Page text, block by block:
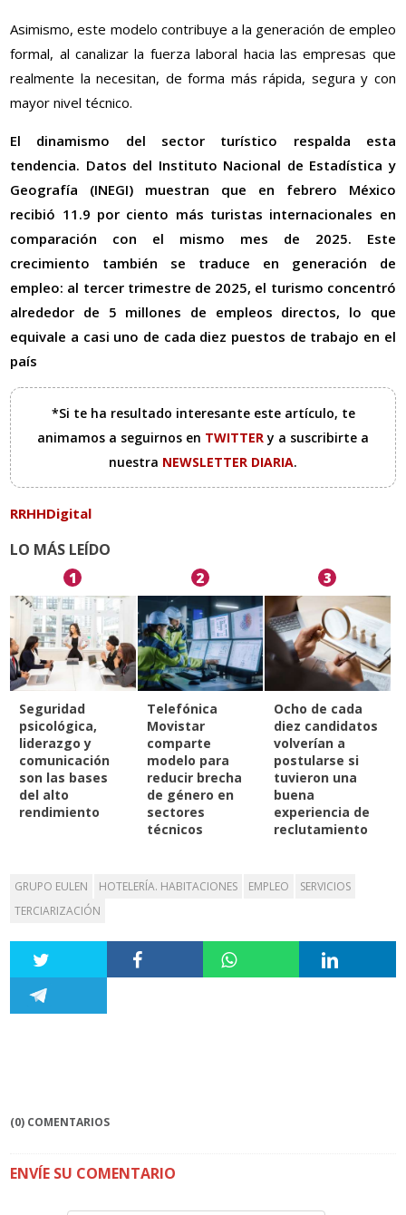
Asimismo, este modelo contribuye a la generación de empleo
formal, al canalizar la fuerza laboral hacia las empresas que
realmente la necesitan, de forma más rápida, segura y con
mayor nivel técnico.
El dinamismo del sector turístico respalda esta
tendencia. Datos del Instituto Nacional de Estadística y
Geografía (INEGI) muestran que en febrero México
recibió 11.9 por ciento más turistas internacionales en
comparación con el mismo mes de 2025. Este
crecimiento también se traduce en generación de
empleo: al tercer trimestre de 2025, el turismo concentró
alrededor de 5 millones de empleos directos, lo que
equivale a casi uno de cada diez puestos de trabajo en el
país
*Si te ha resultado interesante este artículo, te
animamos a seguirnos en TWITTERy a suscribirte a
nuestra NEWSLETTER DIARIA.
RRHHDigital
LO MÁS LEÍDO
1
Seguridad
psicológica,
liderazgo y
comunicación
son las bases
del alto
rendimiento
2
Telefónica
Movistar
comparte
modelo para
reducir brecha
de género en
sectores
técnicos
3
Ocho de cada
diez candidatos
volverían a
postularse si
tuvieron una
buena
experiencia de
reclutamiento
GRUPO EULEN HOTELERÍA. HABITACIONES EMPLEO
SERVICIOS
TERCIARIZACIÓN
(0) COMENTARIOS
ENVÍE SU COMENTARIO